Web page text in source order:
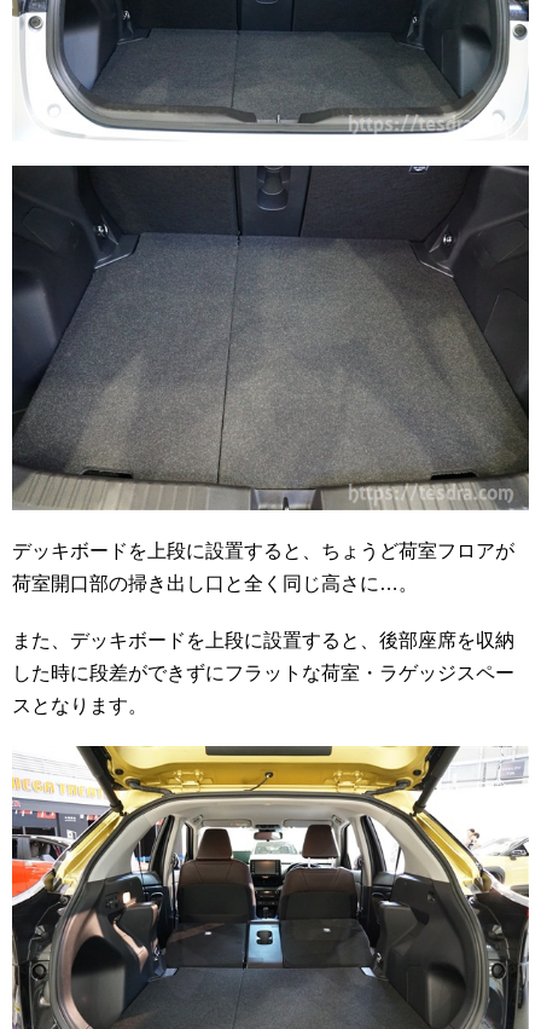
デッキボードを上段に設置すると、ちょうど荷室フロアが
荷室開口部の掃き出し口と全く同じ高さに…。
また、デッキボードを上段に設置すると、後部座席を収納
した時に段差ができずにフラットな荷室・ラゲッジスペー
スとなります。